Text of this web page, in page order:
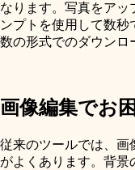
なります。写真をアッ
ンプトを使用して数
数の形式でのダウンロ
画像編集でお
従来のツールでは、画
がよくあります。背